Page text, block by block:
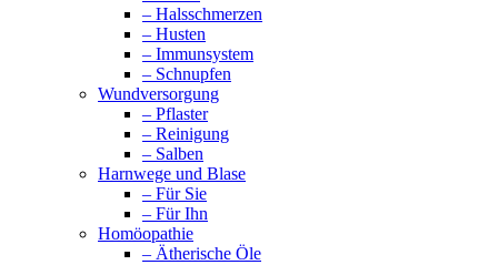
– Halsschmerzen
– Husten
– Immunsystem
– Schnupfen
Wundversorgung
– Pflaster
– Reinigung
– Salben
Harnwege und Blase
– Für Sie
– Für Ihn
Homöopathie
– Ätherische Öle